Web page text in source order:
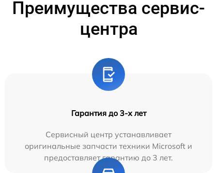
Преимущества сервис-
центра
Гарантия до 3-х лет
Сервисный центр устанавливает
оригинальные запчасти техники Microsoft и
предоставляет гарантию до 3 лет.